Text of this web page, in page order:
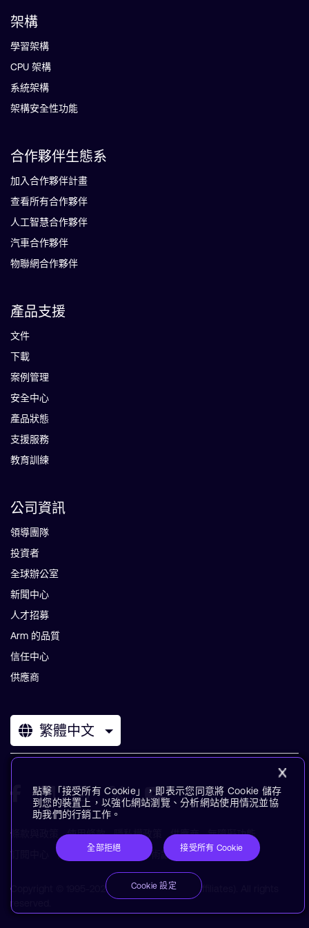
架構
學習架構
CPU 架構
系統架構
架構安全性功能
合作夥伴生態系
加入合作夥伴計畫
查看所有合作夥伴
人工智慧合作夥伴
汽車合作夥伴
物聯網合作夥伴
產品支援
文件
下載
案例管理
安全中心
產品狀態
支援服務
教育訓練
公司資訊
領導團隊
投資者
全球辦公室
新聞中心
人才招募
Arm 的品質
信任中心
供應商
繁體中文
條款與政策 使用條款 隱私權政策 供應商
無障礙功能
訂閱中心
商標 現代奴役聲明 術語表
Copyright © 1995-2026 Arm Limited (or its affiliates). All rights
reserved.
點擊「接受所有 Cookie」，即表示您同意將 Cookie 儲存
到您的裝置上，以強化網站瀏覽、分析網站使用情況並協
助我們的行銷工作。
全部拒絕 接受所有 Cookie
Cookie 設定